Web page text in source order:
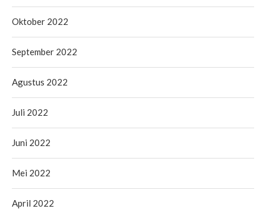
Oktober 2022
September 2022
Agustus 2022
Juli 2022
Juni 2022
Mei 2022
April 2022